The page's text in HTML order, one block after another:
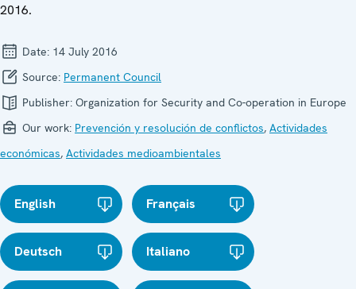
2016.
Date: 14 July 2016
Source: Permanent Council
Publisher: Organization for Security and Co-operation in Europe
Our work: Prevención y resolución de conflictos, Actividades
económicas, Actividades medioambientales
English Français
Deutsch Italiano